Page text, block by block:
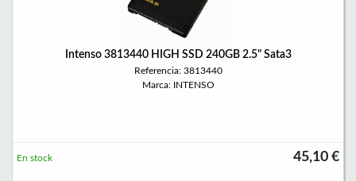
Intenso 3813440 HIGH SSD 240GB 2.5" Sata3
Referencia: 3813440
Marca: INTENSO
45,10 €
En stock